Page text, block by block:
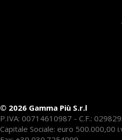
© 2026 Gamma Più S.r.l
P.IVA: 00714610987 - C.F.:
Capitale Sociale: euro 500.000,00